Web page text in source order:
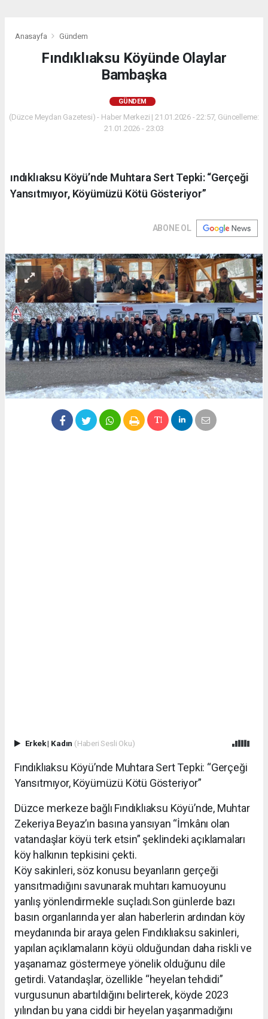
Anasayfa Gündem
Fındıklıaksu Köyünde Olaylar
Bambaşka
GÜNDEM
(Düzce Meydan Gazetesi) - Haber Merkezi | 21.01.2026 - 22:57, Güncelleme:
21.01.2026 - 23:03
ındıklıaksu Köyü’nde Muhtara Sert Tepki: “Gerçeği
Yansıtmıyor, Köyümüzü Kötü Gösteriyor”
ABONE OL
Erkek| Kadın (Haberi Sesli Oku)
Fındıklıaksu Köyü’nde Muhtara Sert Tepki: “Gerçeği
Yansıtmıyor, Köyümüzü Kötü Gösteriyor”
Düzce merkeze bağlı Fındıklıaksu Köyü’nde, Muhtar
Zekeriya Beyaz’ın basına yansıyan “İmkânı olan
vatandaşlar köyü terk etsin” şeklindeki açıklamaları
köy halkının tepkisini çekti.
Köy sakinleri, söz konusu beyanların gerçeği
yansıtmadığını savunarak muhtarı kamuoyunu
yanlış yönlendirmekle suçladı.Son günlerde bazı
basın organlarında yer alan haberlerin ardından köy
meydanında bir araya gelen Fındıklıaksu sakinleri,
yapılan açıklamaların köyü olduğundan daha riskli ve
yaşanamaz göstermeye yönelik olduğunu dile
getirdi. Vatandaşlar, özellikle “heyelan tehdidi”
vurgusunun abartıldığını belirterek, köyde 2023
yılından bu yana ciddi bir heyelan yaşanmadığını